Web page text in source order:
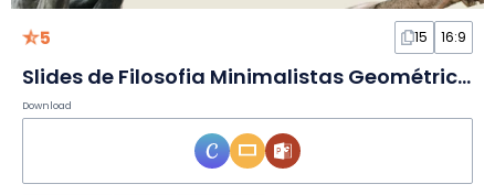
5 15 16:9
Slides de Filosofia Minimalistas Geométricos
Download